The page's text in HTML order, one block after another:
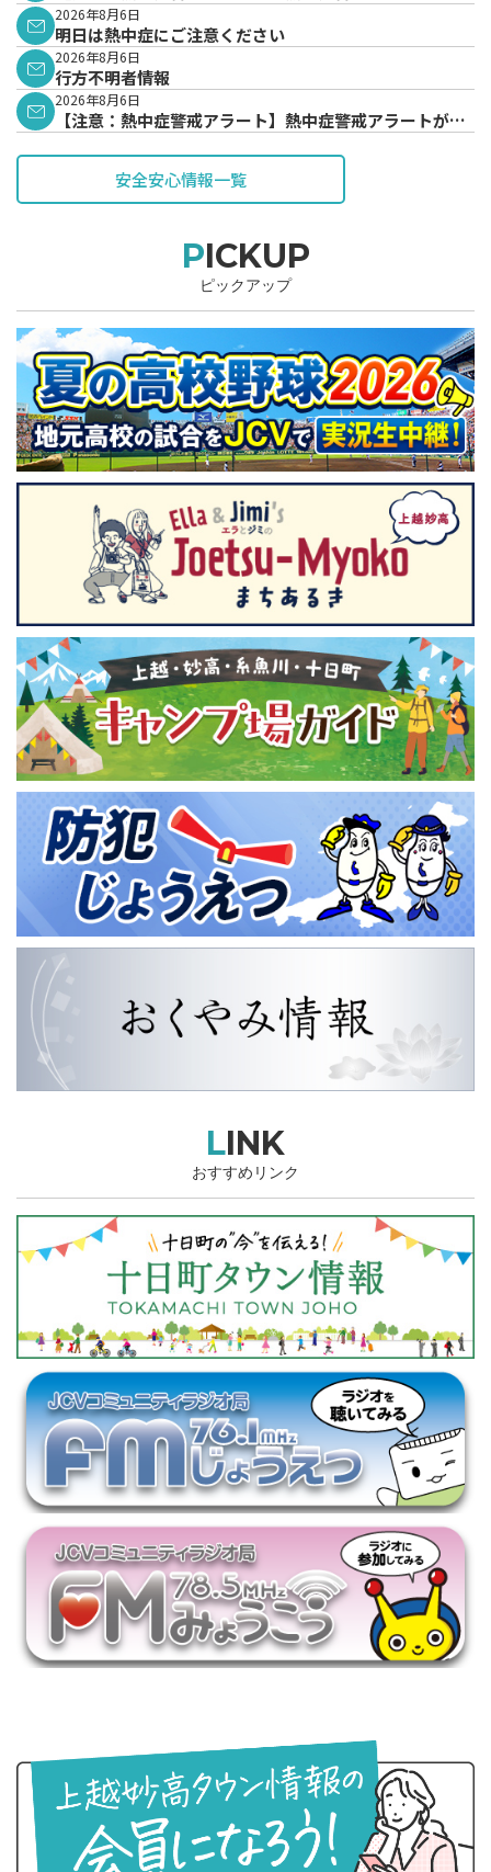
表されています。
2026年8月6日
明日は熱中症にご注意ください
2026年8月6日
行方不明者情報
2026年8月6日
【注意：熱中症警戒アラート】熱中症警戒アラートが発
安全安心情報一覧
PICKUP
ピックアップ
LINK
おすすめリンク